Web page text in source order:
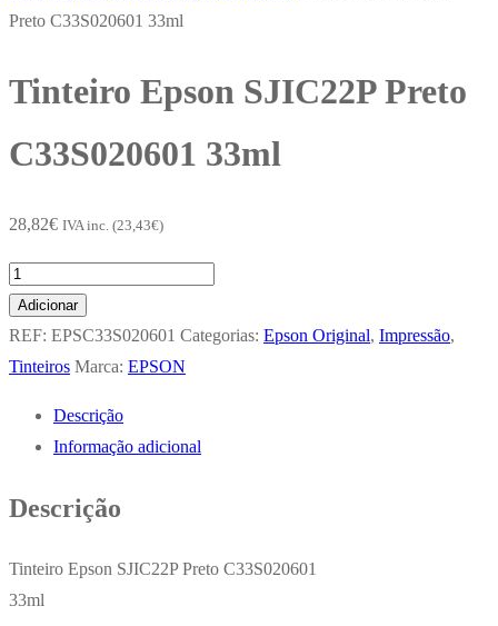
Preto C33S020601 33ml
Tinteiro Epson SJIC22P Preto
C33S020601 33ml
28,82€ IVA inc. (23,43€)
Quantidade
de
Tinteiro
Epson
C33S020601
Adicionar
REF: EPSC33S020601 Categorias: Epson Original, Impressão,
Tinteiros Marca: EPSON
Descrição
Informação adicional
Descrição
Tinteiro Epson SJIC22P Preto C33S020601
33ml